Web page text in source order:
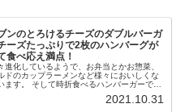
ンのとろけるチーズのダブルバーガ
ーズたっぷりで2枚のハンバーグが
食べ応え満点！
進化しているようで、お弁当とかお惣菜、
ドのカップラーメンなど様々においしくな
ます。 そして時折食べるハンバーガーです
2021.10.31